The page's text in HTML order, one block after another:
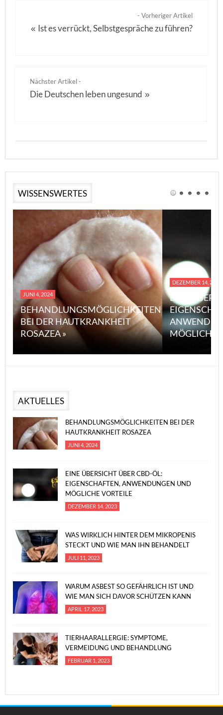
- Vorheriger Artikel
« Ist es verrückt, Selbstgespräche zu führen?
Nächster Artikel -
Die Deutschen leben ungesund »
WISSENSWERTES
JUNI 4, 2024
BEHANDLUNGSMÖGLICHKEITEN
BEI DER HAUTKRANKHEIT
ROSAZEA »
DEZEMBER 14, 2023
EINE
MÖGLICHE
AKTUELLES
BEHANDLUNGSMÖGLICHKEITEN BEI DER
HAUTKRANKHEIT ROSAZEA
JUNI 4, 2024
EINE ÜBERSICHT ÜBER CBD-ÖL:
EIGENSCHAFTEN, ANWENDUNGEN UND
MÖGLICHE VORTEILE
DEZEMBER 14, 2023
WAS WIRKLICH HINTER DEM MIKROPENIS
STECKT UND WIE MAN IHN BEHANDELT
JULI 11, 2023
WARUM ASBEST SO GEFÄHRLICH IST UND
WIE MAN SICH DAVOR SCHÜTZEN KANN
APRIL 17, 2023
TIERHAARALLERGIE: SYMPTOME,
VERMEIDUNG UND BEHANDLUNG
FEBRUAR 1, 2023